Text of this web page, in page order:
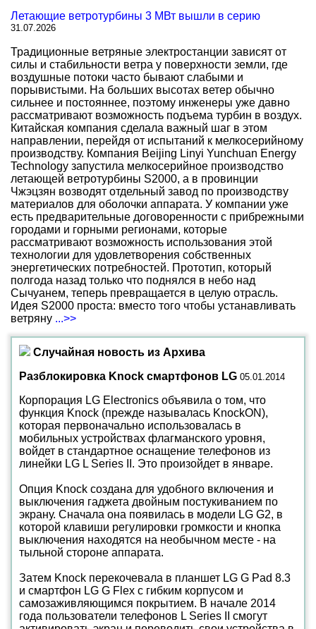
Летающие ветротурбины 3 МВт вышли в серию
31.07.2026
Традиционные ветряные электростанции зависят от
силы и стабильности ветра у поверхности земли, где
воздушные потоки часто бывают слабыми и
порывистыми. На больших высотах ветер обычно
сильнее и постояннее, поэтому инженеры уже давно
рассматривают возможность подъема турбин в воздух.
Китайская компания сделала важный шаг в этом
направлении, перейдя от испытаний к мелкосерийному
производству. Компания Beijing Linyi Yunchuan Energy
Technology запустила мелкосерийное производство
летающей ветротурбины S2000, а в провинции
Чжэцзян возводят отдельный завод по производству
материалов для оболочки аппарата. У компании уже
есть предварительные договоренности с прибрежными
городами и горными регионами, которые
рассматривают возможность использования этой
технологии для удовлетворения собственных
энергетических потребностей. Прототип, который
полгода назад только что поднялся в небо над
Сычуанем, теперь превращается в целую отрасль.
Идея S2000 проста: вместо того чтобы устанавливать
ветряну ...>>
Случайная новость из Архива
Разблокировка Knock смартфонов LG 05.01.2014
Корпорация LG Electronics объявила о том, что
функция Knock (прежде называлась KnockON),
которая первоначально использовалась в
мобильных устройствах флагманского уровня,
войдет в стандартное оснащение телефонов из
линейки LG L Series II. Это произойдет в январе.
Опция Knock создана для удобного включения и
выключения гаджета двойным постукиванием по
экрану. Сначала она появилась в модели LG G2, в
которой клавиши регулировки громкости и кнопка
выключения находятся на необычном месте - на
тыльной стороне аппарата.
Затем Knock перекочевала в планшет LG G Pad 8.3
и смартфон LG G Flex с гибким корпусом и
самозаживляющимся покрытием. В начале 2014
года пользователи телефонов L Series II смогут